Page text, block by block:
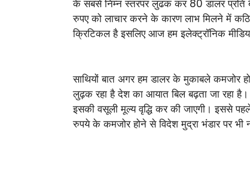
के सबसे निम्न स्तरपर लुढक कर 80 डालर प्रति
रुपए को लाचार करने के कारण लाभ मिलने में
क्रिटिकल है इसलिए आज हम इलेक्ट्रॉनिक
साथियों बात अगर हम डालर के मुकाबले
लुढ़क रहा है देश का आयात बिल बढ़ता जा रहा
इसकी वसूली मूल्य वृद्धि कर की जाएगी। इससे
रुपये के कमजोर होने से विदेश मुद्रा भंडार पर